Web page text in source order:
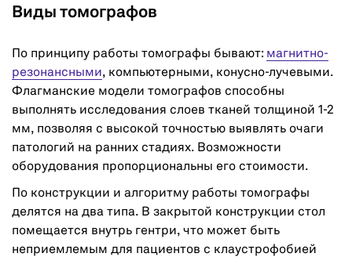
Виды томографов
По принципу работы томографы бывают: магнитно-
резонансными, компьютерными, конусно-лучевыми.
Флагманские модели томографов способны
выполнять исследования слоев тканей толщиной 1-2
мм, позволяя с высокой точностью выявлять очаги
патологий на ранних стадиях. Возможности
оборудования пропорциональны его стоимости.
По конструкции и алгоритму работы томографы
делятся на два типа. В закрытой конструкции стол
помещается внутрь гентри, что может быть
неприемлемым для пациентов с клаустрофобией